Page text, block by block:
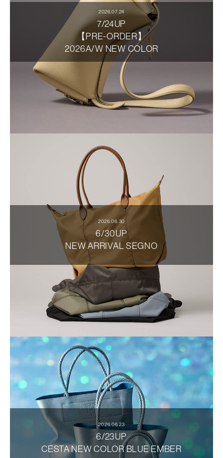
2026.07.24
7/24UP
【PRE-ORDER】
2026A/W NEW COLOR
2026.06.30
6/30UP
NEW ARRIVAL SEGNO
2026.06.23
6/23UP
CESTA NEW COLOR BLUE EMBER